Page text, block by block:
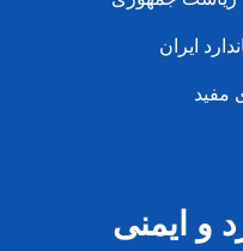
ایران
مفید
و ایمنی